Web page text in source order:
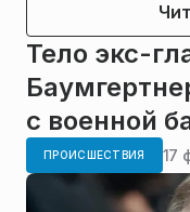
Тело экс-
с военной
ПРОИСШЕСТВИЯ 17